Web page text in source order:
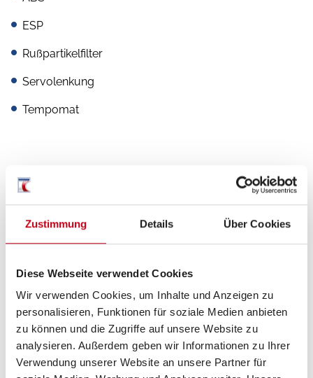
Zustimmung Details Über Cookies
Diese Webseite verwendet Cookies
Wir verwenden Cookies, um Inhalte und Anzeigen zu
personalisieren, Funktionen für soziale Medien anbieten
zu können und die Zugriffe auf unsere Website zu
analysieren. Außerdem geben wir Informationen zu Ihrer
Verwendung unserer Website an unsere Partner für
ESP
Rußpartikelfilter
Servolenkung
Tempomat
Aufbau
Heckgarage
Heizung / Klima
Klimaanlage